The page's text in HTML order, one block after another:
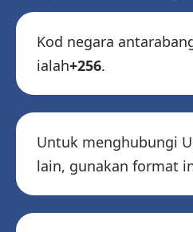
Kod negara
ialah+256.
Untuk menghubungi
lain, gunakan format